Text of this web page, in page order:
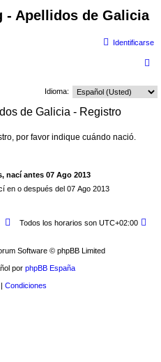
- Apellidos de Galicia
Identificarse
Idioma:
de Galicia - Registro
por favor indique cuándo nació.
Todos los horarios son UTC+02:00
Software © phpBB Limited
por phpBB España
| Condiciones